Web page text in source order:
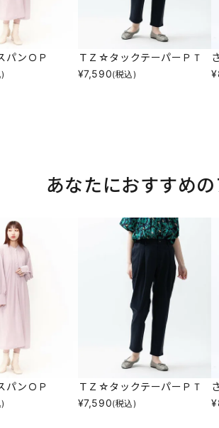
パンＯＰ
ＴＺ☆タックテーパーＰＴ
¥7,590(税込)
¥
あなたにおすすめの
パンＯＰ
ＴＺ☆タックテーパーＰＴ
¥7,590(税込)
¥